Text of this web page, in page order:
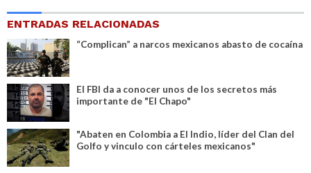
ENTRADAS RELACIONADAS
“Complican” a narcos mexicanos abasto de cocaína
El FBI da a conocer unos de los secretos más
importante de "El Chapo"
"Abaten en Colombia a El Indio, líder del Clan del
Golfo y vinculo con cárteles mexicanos"